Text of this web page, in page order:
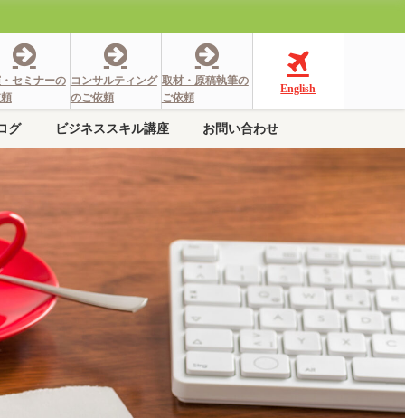
セミナーの コンサルティング
のご依頼
取材・原稿執筆の
ご依頼
English
グ ビジネススキル講座 お問い合わせ